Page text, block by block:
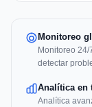
Monitoreo
Monitoreo
detectar
Analítica en
Analítica